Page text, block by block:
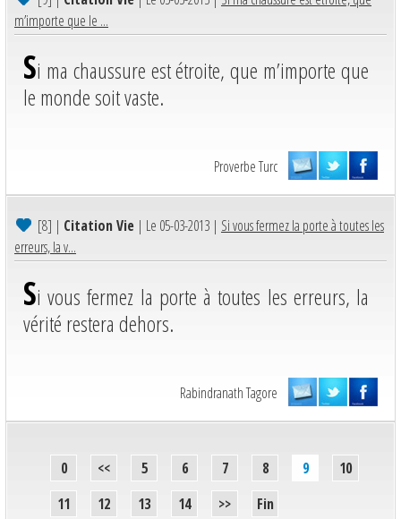
m’importe que le ...
Si ma chaussure est étroite, que m’importe que
le monde soit vaste.
Proverbe Turc
[8] | Citation Vie | Le 05-03-2013 | Si vous fermez la porte à toutes les
erreurs, la v...
Si vous fermez la porte à toutes les erreurs, la
vérité restera dehors.
Rabindranath Tagore
0 << 5 6 7 8 9
10
11
12 13 14 >> Fin